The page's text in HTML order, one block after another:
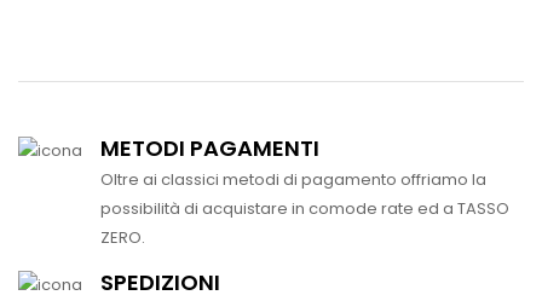
METODI PAGAMENTI
Oltre ai classici metodi di pagamento offriamo la
possibilità di acquistare in comode rate ed a TASSO
ZERO.
SPEDIZIONI